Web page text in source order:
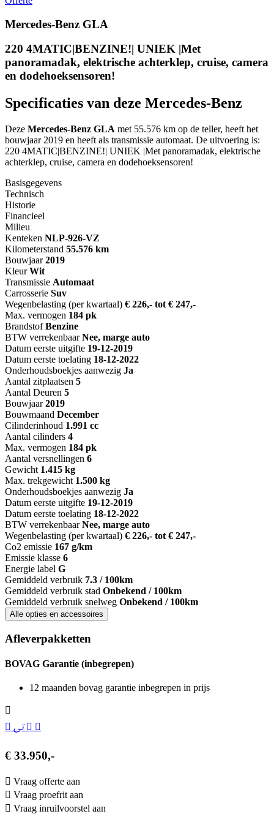
Mercedes-Benz GLA
220 4MATIC|BENZINE!| UNIEK |Met
panoramadak, elektrische achterklep, cruise, camera
en dodehoeksensoren!
Specificaties van deze Mercedes-Benz
Deze Mercedes-Benz GLA met 55.576 km op de teller, heeft het
bouwjaar 2019 en heeft als transmissie automaat. De uitvoering is:
220 4MATIC|BENZINE!| UNIEK |Met panoramadak, elektrische
achterklep, cruise, camera en dodehoeksensoren!
Basisgegevens
Technisch
Historie
Financieel
Milieu
Kenteken NLP-926-VZ
Kilometerstand 55.576 km
Bouwjaar 2019
Kleur Wit
Transmissie Automaat
Carrosserie Suv
Wegenbelasting (per kwartaal) € 226,- tot € 247,-
Max. vermogen 184 pk
Brandstof Benzine
BTW verrekenbaar Nee, marge auto
Datum eerste uitgifte 19-12-2019
Datum eerste toelating 18-12-2022
Onderhoudsboekjes aanwezig Ja
Aantal zitplaatsen 5
Aantal Deuren 5
Bouwjaar 2019
Bouwmaand December
Cilinderinhoud 1.991 cc
Aantal cilinders 4
Max. vermogen 184 pk
Aantal versnellingen 6
Gewicht 1.415 kg
Max. trekgewicht 1.500 kg
Onderhoudsboekjes aanwezig Ja
Datum eerste uitgifte 19-12-2019
Datum eerste toelating 18-12-2022
BTW verrekenbaar Nee, marge auto
Wegenbelasting (per kwartaal) € 226,- tot € 247,-
Co2 emissie 167 g/km
Emissie klasse 6
Energie label G
Gemiddeld verbruik 7.3 / 100km
Gemiddeld verbruik stad Onbekend / 100km
Gemiddeld verbruik snelweg Onbekend / 100km
Alle opties en accessoires
Afleverpakketten
BOVAG Garantie (inbegrepen)
12 maanden bovag garantie inbegrepen in prijs
€ 33.950,-
Vraag offerte aan
Vraag proefrit aan
Vraag inruilvoorstel aan